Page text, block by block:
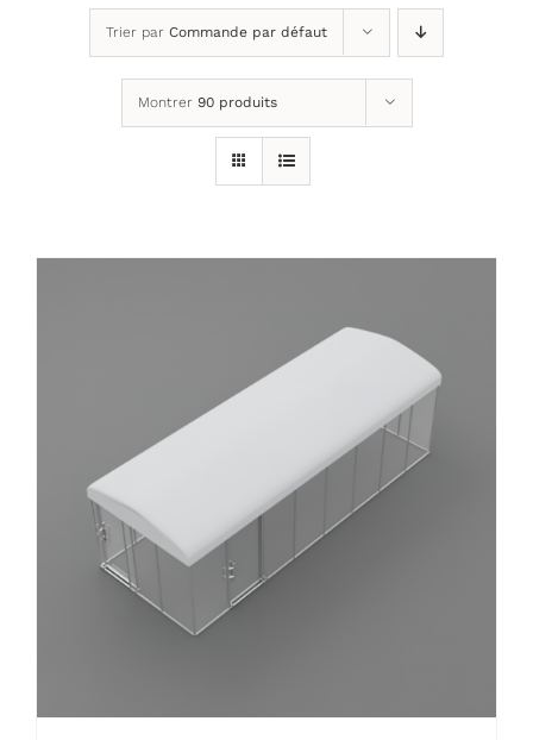
Trier par Commande par défaut
Montrer 90 produits